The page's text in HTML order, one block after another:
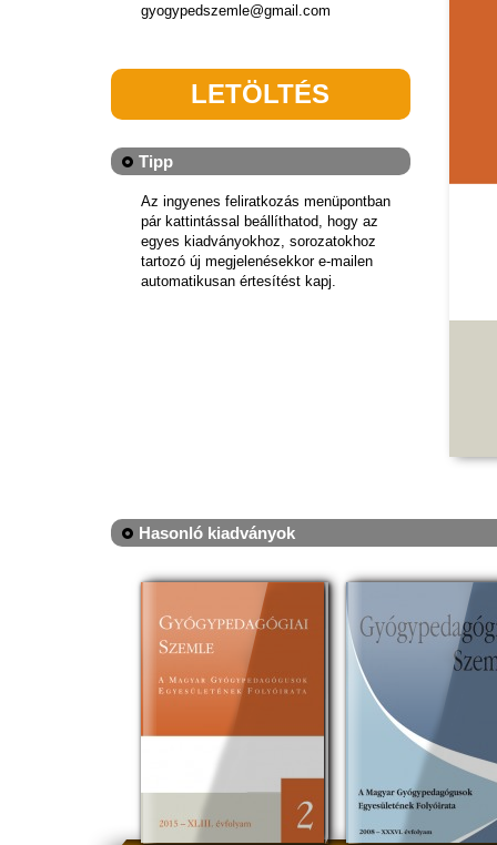
gyogypedszemle@gmail.com
LETÖLTÉS
Tipp
Az ingyenes feliratkozás menüpontban
pár kattintással beállíthatod, hogy az
egyes kiadványokhoz, sorozatokhoz
tartozó új megjelenésekkor e-mailen
automatikusan értesítést kapj.
Hasonló kiadványok